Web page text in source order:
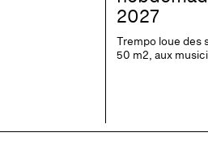
2027
Trempo loue des
50 m2, aux